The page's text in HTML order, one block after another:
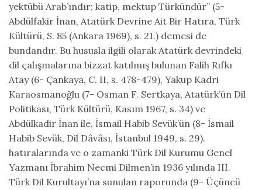
yektübü Arab’ındır; katip, mektup Türkündür” (5-
Abdülfakir İnan, Atatürk Devrine Ait Bir Hatıra, Türk
Kültürü, S. 85 (Ankara 1969), s. 21.) demesi de
bundandır. Bu hususla ilgili olarak Atatürk devrindeki
dil çalışmalarına bizzat katılmış bulunan Falih Rıfkı
Atay (6- Çankaya, C. II, s. 478-479), Yakup Kadri
Karaosmanoğlu (7- Osman F. Sertkaya, Atatürk’ün Dil
Politikası, Türk Kültürü, Kasım 1967, s. 34) ve
Abdülkadir İnan ile, İsmail Habib Sevük’ün (8- İsmail
Habib Sevük, Dil Dâvâsı, İstanbul 1949, s. 29).
hatıralarında ve o zamanki Türk Dil Kurumu Genel
Yazmanı İbrahim Necmi Dilmen’in 1936 yılında III.
Türk Dil Kurultayı’na sunulan raporunda (9- Üçüncü